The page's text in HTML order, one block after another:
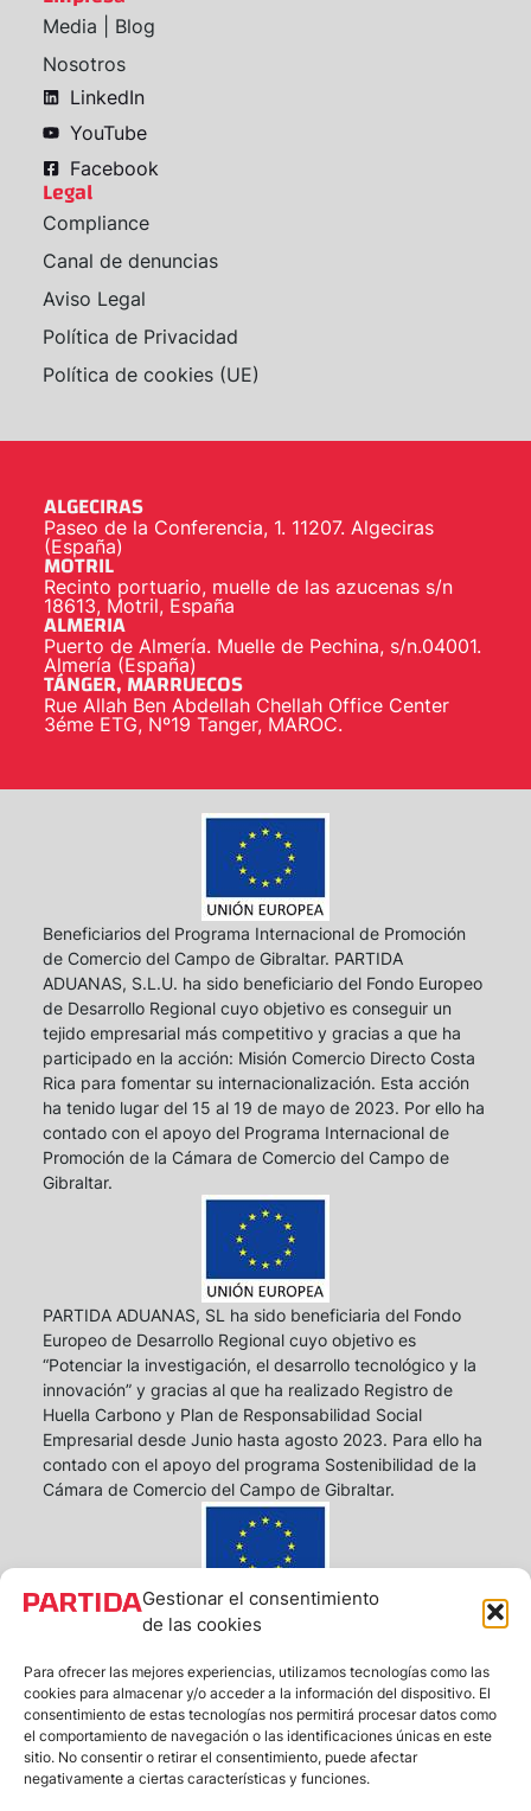
Gestionar el consentimiento
de las cookies
Para ofrecer las mejores experiencias, utilizamos tecnologías como las
cookies para almacenar y/o acceder a la información del dispositivo. El
consentimiento de estas tecnologías nos permitirá procesar datos como
el comportamiento de navegación o las identificaciones únicas en este
sitio. No consentir o retirar el consentimiento, puede afectar
negativamente a ciertas características y funciones.
Media | Blog
Nosotros
LinkedIn
YouTube
Facebook
Legal
Compliance
Canal de denuncias
Aviso Legal
Política de Privacidad
Política de cookies (UE)
ALGECIRAS
Paseo de la Conferencia, 1. 11207. Algeciras
(España)
MOTRIL
Recinto portuario, muelle de las azucenas s/n
18613, Motril, España
ALMERIA
Puerto de Almería. Muelle de Pechina, s/n.04001.
Almería (España)
TÁNGER, MARRUECOS
Rue Allah Ben Abdellah Chellah Office Center
3éme ETG, Nº19 Tanger, MAROC.
Beneficiarios del Programa Internacional de Promoción
de Comercio del Campo de Gibraltar. PARTIDA
ADUANAS, S.L.U. ha sido beneficiario del Fondo Europeo
de Desarrollo Regional cuyo objetivo es conseguir un
tejido empresarial más competitivo y gracias a que ha
participado en la acción: Misión Comercio Directo Costa
Rica para fomentar su internacionalización. Esta acción
ha tenido lugar del 15 al 19 de mayo de 2023. Por ello ha
contado con el apoyo del Programa Internacional de
Promoción de la Cámara de Comercio del Campo de
Gibraltar.
PARTIDA ADUANAS, SL ha sido beneficiaria del Fondo
Europeo de Desarrollo Regional cuyo objetivo es
“Potenciar la investigación, el desarrollo tecnológico y la
innovación” y gracias al que ha realizado Registro de
Huella Carbono y Plan de Responsabilidad Social
Empresarial desde Junio hasta agosto 2023. Para ello ha
contado con el apoyo del programa Sostenibilidad de la
Cámara de Comercio del Campo de Gibraltar.
PARTIDA ADUANAS S.L. ha sido beneficiaria de Fondos
competitividad de las PYMES, y gracias al cual ha puesto
en marcha un Plan de Acción con el objetivo de reforzar
la digitalización y la competitividad de las pymes
durante el año 2024. Para ello ha contado con el apoyo
del Programa Pyme Digital de la Cámara de Comercio